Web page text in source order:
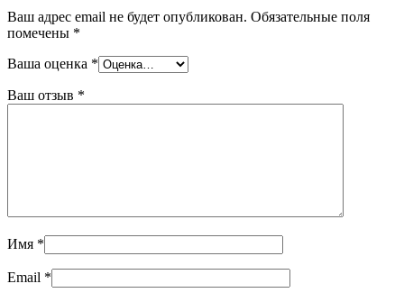
Ваш адрес email не будет опубликован. Обязательные поля
помечены *
Ваша оценка *
Ваш отзыв *
Имя *
Email *